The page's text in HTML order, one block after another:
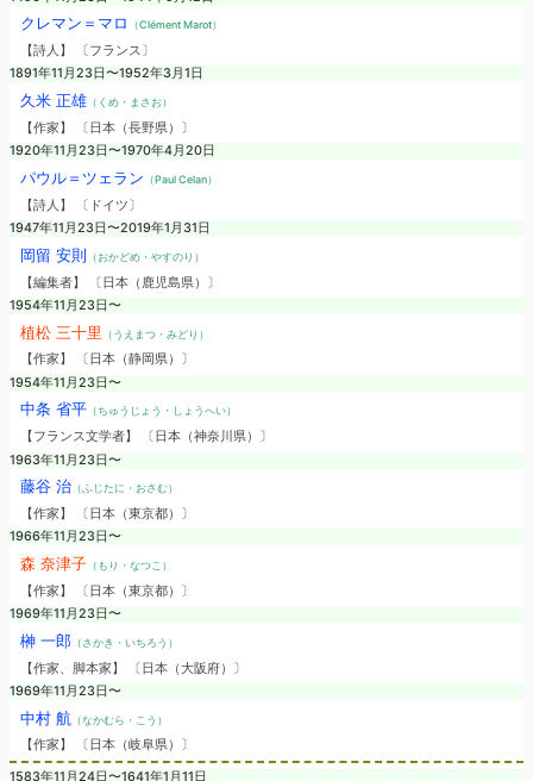
クレマン＝マロ （Clément Marot）
【詩人】 〔フランス〕
1891年11月23日〜1952年3月1日
久米 正雄（くめ・まさお）
【作家】 〔日本（長野県）〕
1920年11月23日〜1970年4月20日
パウル＝ツェラン （Paul Celan）
【詩人】 〔ドイツ〕
1947年11月23日〜2019年1月31日
岡留 安則 （おかどめ・やすのり）
【編集者】 〔日本（鹿児島県）〕
1954年11月23日〜
植松 三十里 （うえまつ・みどり）
【作家】 〔日本（静岡県）〕
1954年11月23日〜
中条 省平（ちゅうじょう・しょうへい）
【フランス文学者】 〔日本（神奈川県）〕
1963年11月23日〜
藤谷 治（ふじたに・おさむ）
【作家】 〔日本（東京都）〕
1966年11月23日〜
森 奈津子（もり・なつこ）
【作家】 〔日本（東京都）〕
1969年11月23日〜
榊 一郎（さかき・いちろう）
【作家、脚本家】 〔日本（大阪府）〕
1969年11月23日〜
中村 航 （なかむら・こう）
【作家】 〔日本（岐阜県）〕
1583年11月24日〜1641年1月11日